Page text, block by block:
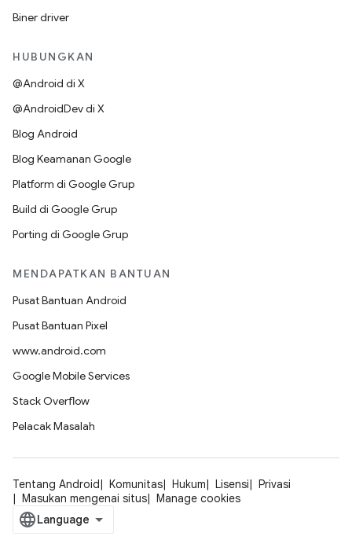
Biner driver
HUBUNGKAN
@Android di X
@AndroidDev di X
Blog Android
Blog Keamanan Google
Platform di Google Grup
Build di Google Grup
Porting di Google Grup
MENDAPATKAN BANTUAN
Pusat Bantuan Android
Pusat Bantuan Pixel
www.android.com
Google Mobile Services
Stack Overflow
Pelacak Masalah
Tentang Android Komunitas Hukum Lisensi
Privasi
Masukan mengenai situs
Manage cookies